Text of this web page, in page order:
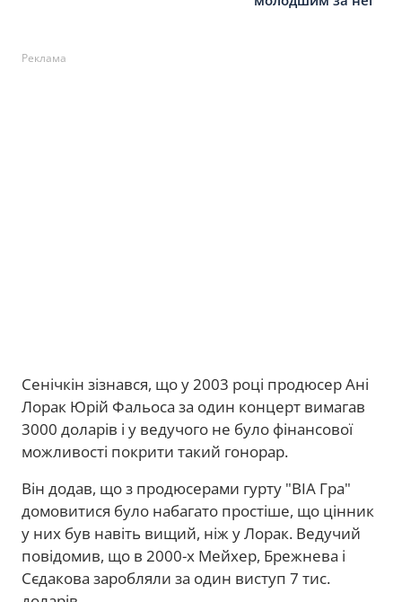
Реклама
Сенічкін зізнався, що у 2003 році продюсер Ані
Лорак Юрій Фальоса за один концерт вимагав
3000 доларів і у ведучого не було фінансової
можливості покрити такий гонорар.
Він додав, що з продюсерами гурту "ВІА Гра"
домовитися було набагато простіше, що цінник
у них був навіть вищий, ніж у Лорак. Ведучий
повідомив, що в 2000-х Мейхер, Брежнева і
Сєдакова заробляли за один виступ 7 тис.